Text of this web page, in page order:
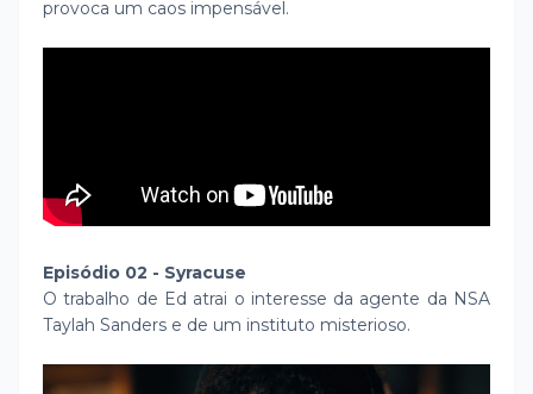
provoca um caos impensável.
Episódio 02 - Syracuse
O trabalho de Ed atrai o interesse da agente da NSA
Taylah Sanders e de um instituto misterioso.